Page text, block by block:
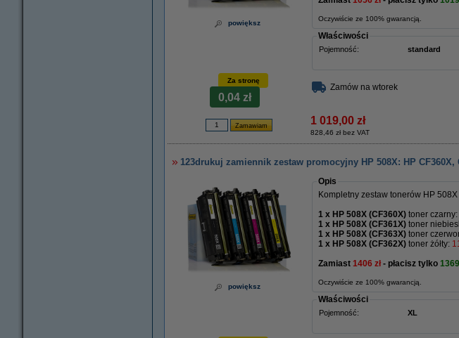
powiększ
Oczywiście ze 100% gwarancją.
Właściwości
Pojemność: standard
Za stronę
0,04 zł
Zamów na wtorek
1 019,00 zł
828,46 zł bez VAT
123drukuj zamiennik zestaw promocyjny HP 508X: HP CF360X,
powiększ
Opis
Kompletny zestaw tonerów HP
1 x HP 508X (CF360X) toner czarny:
1 x HP 508X (CF361X) toner
1 x HP 508X (CF363X) toner
1 x HP 508X (CF362X) toner żółty:
Zamiast 1406 zł- płacisz tylko
Oczywiście ze 100% gwarancją.
Właściwości
Pojemność: XL